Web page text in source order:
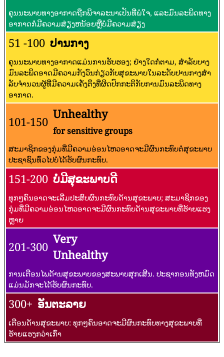
ຄຸນນະພາບທາງອາກາດຖືກພິຈາລະນາເປັນທີ່ພໍໃຈ, ແລະມົນລະພິດທາງ
ອາກາດກໍ່ມີຄວາມສ່ຽງຫນ້ອຍຫຼືບໍ່ມີຄວາມສ່ຽງ
51 -100 ປານກາງ
ຄຸນນະພາບທາງອາກາດແມ່ນການຮັບຮອງ; ຢ່າງໃດກໍ່ຕາມ, ສໍາລັບບາງ
ມົນລະພິດອາດມີຄວາມກັງວົນກ່ຽວກັບສຸຂະພາບໃນລະດັບປານກາງສໍາ
ລັບຈໍານວນຜູ້ທີ່ມີຄວາມເຄັ່ງຕຶງທີ່ຜິດປົກກະຕິກັບການມົນລະພິດທາງ
ອາກາດ.
101-150
Unhealthy
for sensitive groups
ສະມາຊິກຂອງກຸ່ມທີ່ມີຄວາມອ່ອນໄຫວອາດຈະມີຜົນກະທົບຕໍ່ສຸຂະພາບ
ປະຊາຊົນທົ່ວໄປບໍ່ໄດ້ຮັບຜົນກະທົບ.
151-200 ບໍ່ມີສຸຂະພາບດີ
ທຸກໆຄົນອາດຈະເລີ່ມປະສົບຜົນກະທົບດ້ານສຸຂະພາບ; ສະມາຊິກຂອງ
ກຸ່ມທີ່ມີຄວາມອ່ອນໄຫວອາດຈະມີຜົນກະທົບດ້ານສຸຂະພາບທີ່ຮ້າຍແຮງ
ຫຼາຍ
201-300
Very
Unhealthy
ການເຕືອນໄພດ້ານສຸຂະພາບຂອງສະພາບສຸກເສີນ. ປະຊາກອນທັງຫມົດ
ແມ່ນມັກຈະໄດ້ຮັບຜົນກະທົບ.
300+ ອັນຕະລາຍ
ເຕືອນດ້ານສຸຂະພາບ: ທຸກໆຄົນອາດຈະມີຜົນກະທົບທາງສຸຂະພາບທີ່
ຮ້າຍແຮງກວ່າເກົ່າ